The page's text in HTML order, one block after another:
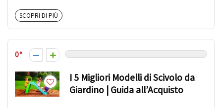
SCOPRI DI PIÙ
0
I 5 Migliori Modelli di Scivolo da
Giardino | Guida all’Acquisto